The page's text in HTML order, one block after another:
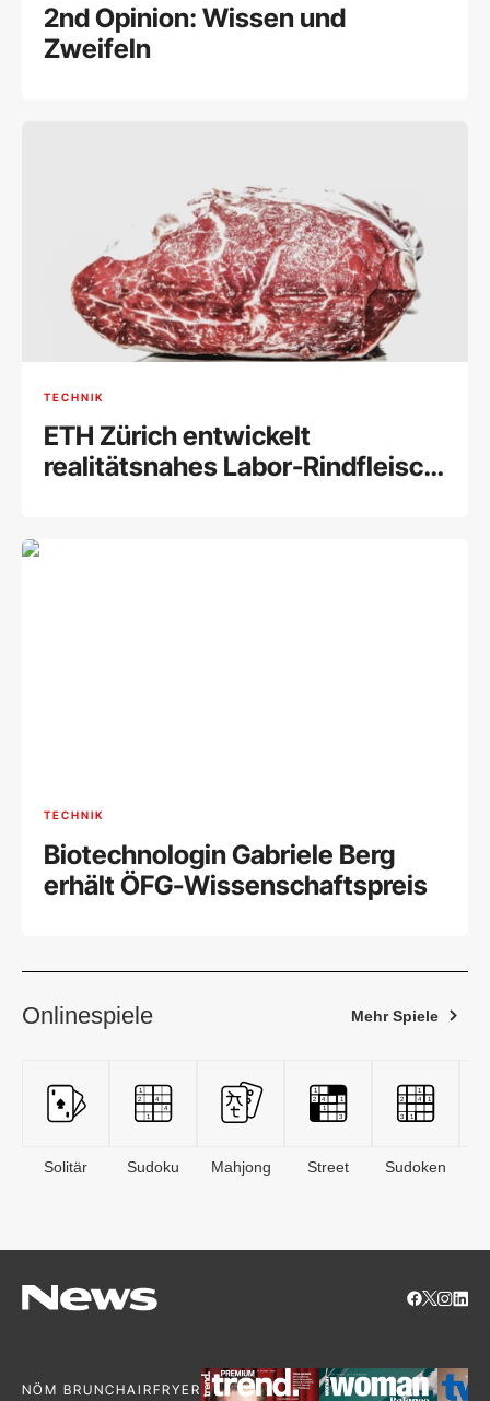
2nd Opinion: Wissen und
Zweifeln
TECHNIK
ETH Zürich entwickelt
realitätsnahes Labor-Rindfleisch:
TECHNIK
Biotechnologin Gabriele Berg
erhält ÖFG-Wissenschaftspreis
Onlinespiele Mehr Spiele
Solitär Sudoku Mahjong Street Sudoken
NÖM BRUNCHAIRFRYER